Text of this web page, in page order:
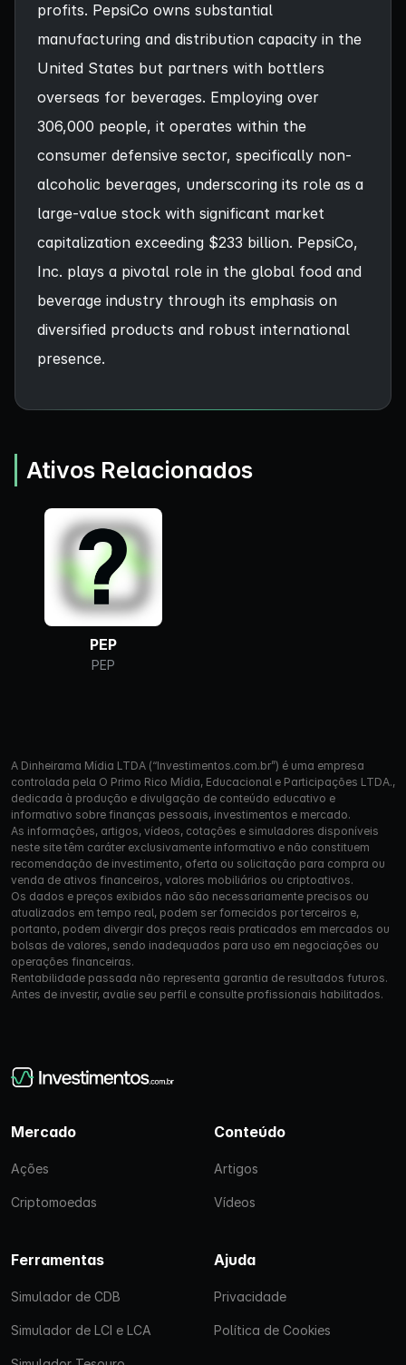
profits. PepsiCo owns substantial
manufacturing and distribution capacity in the
United States but partners with bottlers
overseas for beverages. Employing over
306,000 people, it operates within the
consumer defensive sector, specifically non-
alcoholic beverages, underscoring its role as a
large-value stock with significant market
capitalization exceeding $233 billion. PepsiCo,
Inc. plays a pivotal role in the global food and
beverage industry through its emphasis on
diversified products and robust international
presence.
Ativos Relacionados
PEP
PEP
A Dinheirama Mídia LTDA (“Investimentos.com.br”) é uma empresa
controlada pela O Primo Rico Mídia, Educacional e Participações LTDA.,
dedicada à produção e divulgação de conteúdo educativo e
informativo sobre finanças pessoais, investimentos e mercado.
As informações, artigos, vídeos, cotações e simuladores disponíveis
neste site têm caráter exclusivamente informativo e não constituem
recomendação de investimento, oferta ou solicitação para compra ou
venda de ativos financeiros, valores mobiliários ou criptoativos.
Os dados e preços exibidos não são necessariamente precisos ou
atualizados em tempo real, podem ser fornecidos por terceiros e,
portanto, podem divergir dos preços reais praticados em mercados ou
bolsas de valores, sendo inadequados para uso em negociações ou
operações financeiras.
Rentabilidade passada não representa garantia de resultados futuros.
Antes de investir, avalie seu perfil e consulte profissionais habilitados.
Mercado
Ações
Criptomoedas
Conteúdo
Artigos
Vídeos
Ferramentas
Simulador de CDB
Simulador de LCI e LCA
Ajuda
Privacidade
Política de Cookies